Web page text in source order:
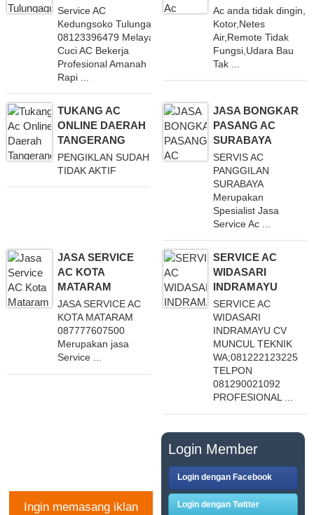
Service AC
Kedungsoko Tulungagung
08123396479 Melayani
Cuci AC Bekerja
Profesional Amanah
Rapi ...
Ac anda tidak dingin,
Kotor,Netes
Air,Remote Tidak
Fungsi,Udara Bau
Tak ...
TUKANG AC
ONLINE DAERAH
TANGERANG
PENGIKLAN SUDAH
TIDAK AKTIF
JASA BONGKAR
PASANG AC
SURABAYA
SERVIS AC
PANGGILAN
SURABAYA
Merupakan
Spesialist Jasa
Service Ac ...
JASA SERVICE
AC KOTA
MATARAM
JASA SERVICE AC
KOTA MATARAM
087777607500
Merupakan jasa
Service ...
SERVICE AC
WIDASARI
INDRAMAYU
SERVICE AC
WIDASARI
INDRAMAYU CV
MUNCUL TEKNIK
WA;081222123225
TELPON
081290021092
PROFESIONAL ...
Ingin memasang iklan
Login Member
Login dengan Facebook
Login dengan Twitter